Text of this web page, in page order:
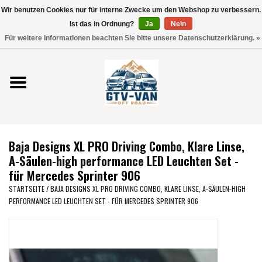
Verwende
die
nach
oben
und
unten,
verfügbare
Ergebnis
auszuwählen.
Drücke
die
zum
Vito / V-Klasse 447
Viano /Vito 639
VW T7 2025
VW T6
VW CRAFTER / MAN TGE
Baja Designs XL PRO Driving Combo, Klare Linse,
A-Säulen-high performance LED Leuchten Set -
für Mercedes Sprinter 906
STARTSEITE/BAJA DESIGNS XL PRO DRIVING COMBO, KLARE LINSE, A-SÄULEN-HIGH
PERFORMANCE LED LEUCHTEN SET - FÜR MERCEDES SPRINTER 906
Wir benutzen Cookies nur für interne Zwecke um den Webshop zu verbessern.
Ist das in Ordnung?
Ja
Nein
Für weitere Informationen beachten Sie bitte unsere Datenschutzerklärung. »